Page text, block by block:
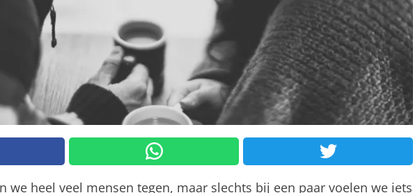
we heel veel mensen tegen, maar slechts bij een paar voelen we iets